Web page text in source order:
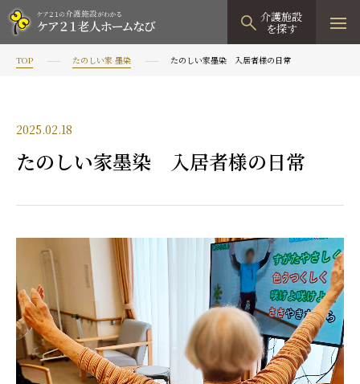
介護施設
を探す
TOPページ
有料老人ホームTOP
プレザンリュクス
プレザングラン
プレザンメゾン
グループホーム
認知症対応型グループホームTOP
たのしい家
認知症対応型グループホームとは
小規模多機能型居宅介護
小規模多機能型居宅介護TOP
たのしい家
tel0120 944-821
9:00～18:00（年末年始を除く）
TOP たのしい家 墨染 たのしい家墨染 入居者様の日常
2025.02.18
たのしい家墨染 入居者様の日常